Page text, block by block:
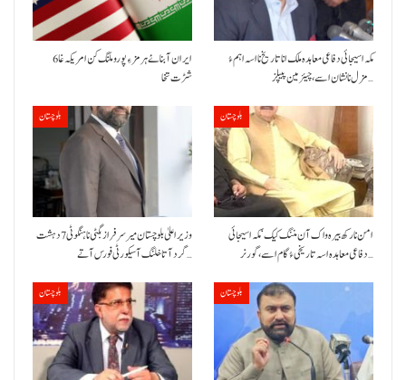
ایران آبنائے ہرمز ءِ پورو ملنگ کن امریکہ غا 6
شڑت تخا
مکہ اسیجائی دفاعی معاہدہ ملک انا تاریخ نا اسہ اہم ءُ
مزل نا نشان اسے، چیئرمین پیپلز…
بلوچستان
وزیراعلیٰ بلوچستان میر سرفراز بگٹی نا ہنگو ٹی 7 دہشت
گرد آتا خلنگ آ سیکورٹی فورس آتے…
بلوچستان
امن نا رکھ بیرہ واک آن مننگ کیک‘ مکہ اسیجائی
دفاعی معاہدہ اسہ تاریخی ءُ گام اسے،گورنر…
بلوچستان بلوچستان